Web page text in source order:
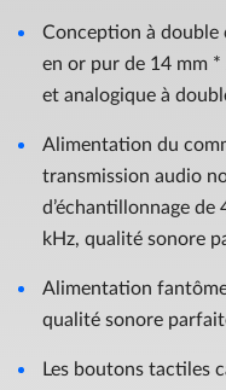
Conception à double
en or pur de 14 mm
et analogique à
Alimentation du
transmission audio
d’échantillonnage de
kHz, qualité sonore
Alimentation
qualité sonore
Les boutons tactiles